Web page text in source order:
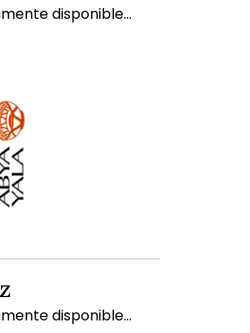
disponible...
disponible...